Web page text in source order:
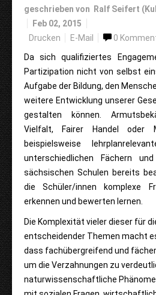
geschrieben von Ralf Seifert
Feb 02, 2015
Drucken
E-Mail
0
Da sich qualifiziertes
Partizipation nicht von selbst
Aufgabe der Bildung, den
weitere Entwicklung unserer
gestalten können.
Vielfalt, Fairer Handel oder
beispielsweise
unterschiedlichen Fächern
sächsischen Schulen bereits
die Schüler/innen komplexe
erkennen und bewerten lernen.
Die Komplexität vieler dieser für
entscheidender Themen macht
dass fachübergreifend und
um die Verzahnungen zu
naturwissenschaftliche